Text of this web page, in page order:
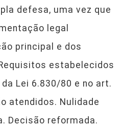
defesa, uma vez que
legal
principal e dos
estabelecidos
da Lei 6.830/80 e no art.
atendidos. Nulidade
Decisão reformada.